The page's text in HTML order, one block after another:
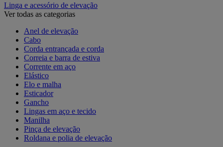
Linga e acessório de elevação
Ver todas as categorias
Anel de elevação
Cabo
Corda entrançada e corda
Correia e barra de estiva
Corrente em aço
Elástico
Elo e malha
Esticador
Gancho
Lingas em aço e tecido
Manilha
Pinça de elevação
Roldana e polia de elevação